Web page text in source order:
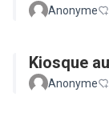
Anonyme
Kiosque
Anonyme